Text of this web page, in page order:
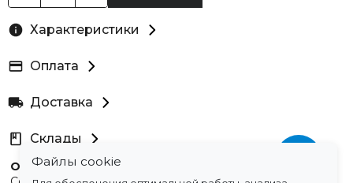
Характеристики
Оплата
Доставка
Склады
Остались вопросы?
Файлы cookie